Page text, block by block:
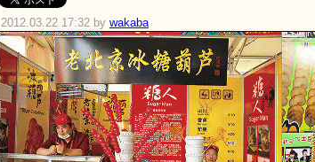
2012.03.22 17:32 by wakaba